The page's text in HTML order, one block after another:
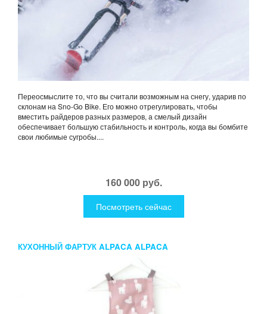
Переосмыслите то, что вы считали возможным на снегу, ударив по
склонам на Sno-Go Bike. Его можно отрегулировать, чтобы
вместить райдеров разных размеров, а смелый дизайн
обеспечивает большую стабильность и контроль, когда вы бомбите
свои любимые сугробы....
160 000 руб.
Посмотреть сейчас
КУХОННЫЙ ФАРТУК ALPACA ALPACA